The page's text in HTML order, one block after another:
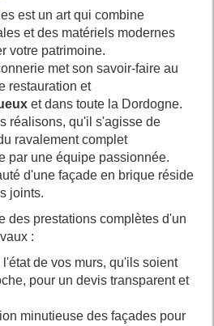
est un art qui combine
et des matériels modernes
votre patrimoine.
met son savoir-faire au
restauration et
et dans toute la Dordogne.
réalisons, qu'il s'agisse de
ravalementcomplet
par une équipe passionnée.
d'une façade en brique réside
joints.
des prestations complètes d'un
:
de vos murs, qu'ils soient
, pour un devis transparent et
minutieuse des façades pour